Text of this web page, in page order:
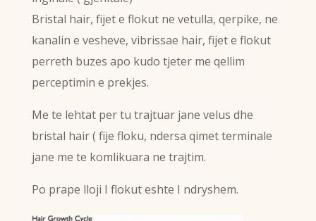
Bristal hair, fijet e flokut ne vetulla, qerpike, ne
kanalin e vesheve, vibrissae hair, fijet e flokut
perreth buzes apo kudo tjeter me qellim
perceptimin e prekjes.
Me te lehtat per tu trajtuar jane velus dhe
bristal hair ( fije floku, ndersa qimet terminale
jane me te komlikuara ne trajtim.
Po prape lloji I flokut eshte I ndryshem.